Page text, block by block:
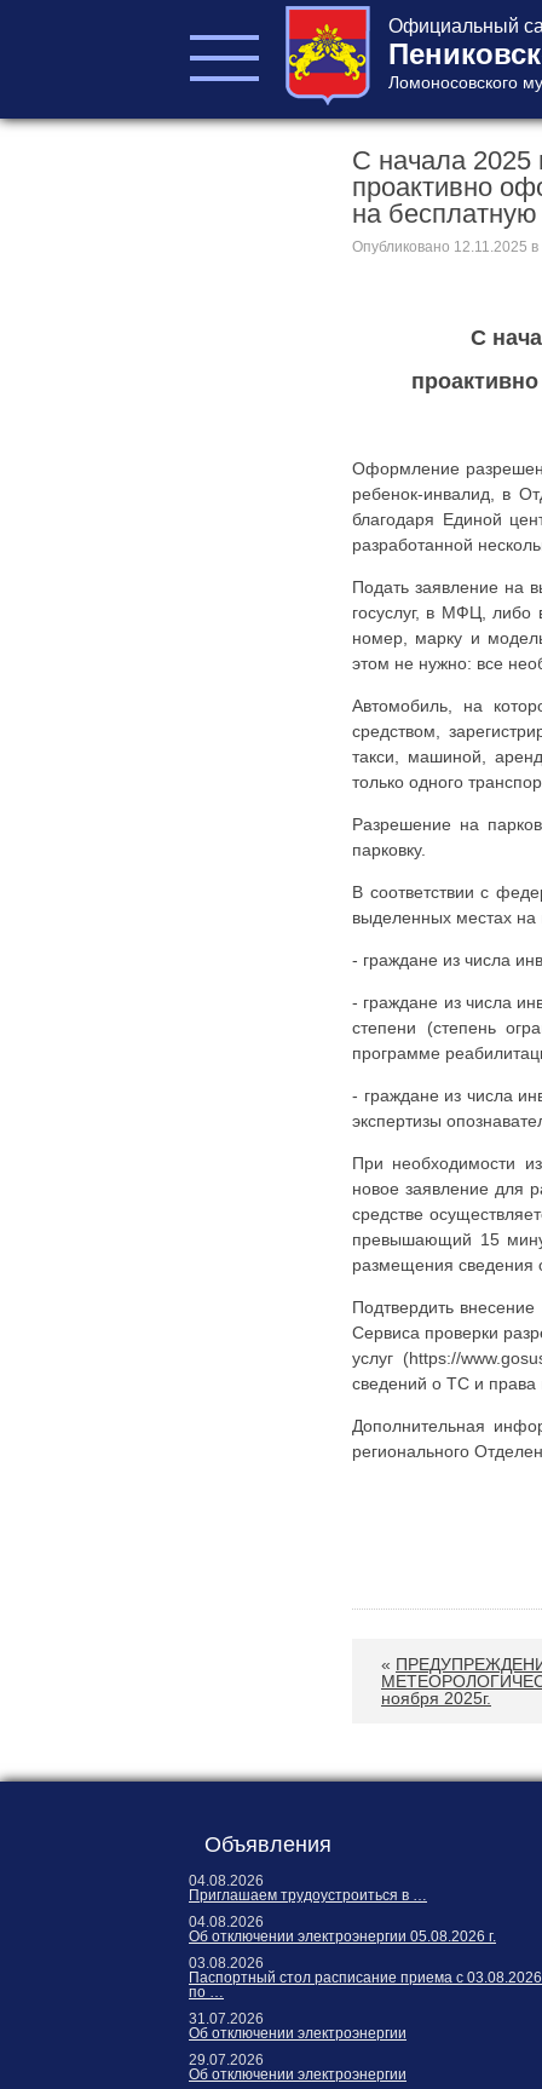
Официальный
Ломоносовского
С начала 2025
проактивно
на бесплатную
Опубликовано 12.11.2025
С
Оформление
ребенок-инвалид, в
благодаря Единой
разработанной
Подать заявление на
госуслуг, в МФЦ, либо
номер, марку и
этом не нужно: все
Автомобиль, на
средством,
такси, машиной,
только одного
Разрешение на
парковку.
В соответствии с
выделенных местах на
- граждане из числа
- граждане из числа
степени (степень
программе
- граждане из числа
экспертизы
При необходимости
новое заявление для
средстве
превышающий 15
размещения сведения
Подтвердить
Сервиса проверки
услуг (https://
сведений о ТС и права
Дополнительная
регионального
«
ноября 2025г.
Объявления
04.08.2026
Приглашаем трудоустроиться в …
04.08.2026
Об отключении электроэнергии 05.08.2026 г.
03.08.2026
Паспортный стол расписание приема с 03.08.2026
по …
31.07.2026
Об отключении электроэнергии
29.07.2026
Об отключении электроэнергии